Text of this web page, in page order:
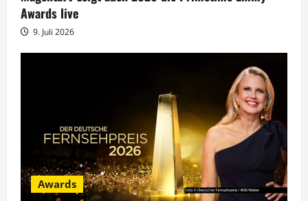
a
t
Awards live
9. Juli 2026
Awards